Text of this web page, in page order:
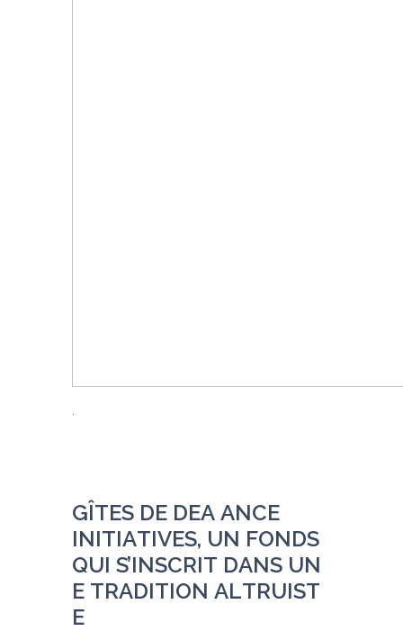
GÎTES DE DEA ANCE
INITIATIVES, UN FONDS
QUI S’INSCRIT DANS UN
E TRADITION ALTRUIST
E